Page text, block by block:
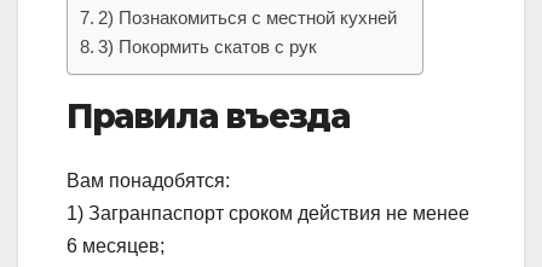
2) Познакомиться с местной кухней
3) Покормить скатов с рук
Правила въезда
Вам понадобятся:
1) Загранпаспорт сроком действия не менее
6 месяцев;